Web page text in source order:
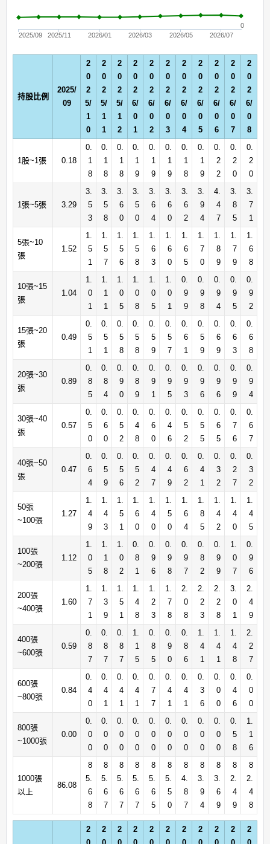
2025/09 2025/11 2026/01 2026/03 2026/05 2026/07
0
持股比例
2025/
09
2
0
2
5/
1
0
2
0
2
5/
1
1
2
0
2
5/
1
2
2
0
2
6/
0
1
2
0
2
6/
0
2
2
0
2
6/
0
3
2
0
2
6/
0
4
2
0
2
6/
0
5
2
0
2
6/
0
6
2
0
2
6/
0
7
2
0
2
6/
0
8
1股~1張 0.18
0.
1
8
0.
1
8
0.
1
8
0.
1
9
0.
1
9
0.
1
9
0.
1
8
0.
1
9
0.
2
2
0.
2
0
0.
2
0
1張~5張 3.29
3.
5
3
3.
5
8
3.
6
0
3.
5
0
3.
6
4
3.
6
0
3.
6
2
3.
9
4
4.
4
7
3.
8
5
3.
7
1
5張~10
張
1.52
1.
5
1
1.
5
7
1.
5
6
1.
5
8
1.
6
3
1.
6
0
1.
6
5
1.
7
0
1.
8
9
1.
7
9
1.
6
8
10張~15
張
1.04
1.
0
1
1.
1
1
1.
0
5
1.
0
8
1.
0
5
1.
0
1
0.
9
9
0.
9
8
0.
9
4
0.
9
5
0.
9
2
15張~20
張
0.49
0.
5
1
0.
5
1
0.
5
8
0.
5
8
0.
5
9
0.
5
7
0.
6
1
0.
5
9
0.
6
9
0.
6
3
0.
6
8
20張~30
張
0.89
0.
8
5
0.
8
4
0.
9
0
0.
8
9
0.
9
1
0.
9
5
0.
9
3
0.
9
6
0.
9
6
0.
9
9
0.
9
4
30張~40
張
0.57
0.
5
0
0.
6
0
0.
5
2
0.
4
8
0.
6
0
0.
4
6
0.
5
2
0.
5
5
0.
6
5
0.
7
6
0.
6
7
40張~50
張
0.47
0.
6
4
0.
5
9
0.
5
6
0.
5
2
0.
4
7
0.
4
9
0.
6
2
0.
4
1
0.
3
2
0.
2
7
0.
3
2
50張
~100張
1.27
1.
4
9
1.
4
3
1.
5
1
1.
6
0
1.
4
0
1.
5
0
1.
6
4
1.
8
5
1.
4
2
1.
4
0
1.
4
5
100張
~200張
1.12
1.
0
5
1.
1
8
1.
0
2
0.
8
1
0.
9
6
0.
9
8
0.
9
7
0.
8
2
0.
9
9
1.
0
7
0.
9
6
200張
~400張
1.60
1.
7
1
1.
3
9
1.
5
1
1.
4
8
1.
2
3
1.
7
8
2.
0
8
2.
2
3
2.
2
8
3.
0
1
2.
4
9
400張
~600張
0.59
0.
8
7
0.
8
7
0.
8
7
1.
1
5
0.
8
5
0.
9
0
0.
8
6
1.
4
1
1.
4
1
1.
4
8
2.
2
7
600張
~800張
0.84
0.
4
0
0.
4
1
0.
4
1
0.
4
1
0.
7
7
0.
4
1
0.
4
1
0.
3
6
0.
0
0
0.
4
6
0.
0
0
800張
~1000張
0.00
0.
0
0
0.
0
0
0.
0
0
0.
0
0
0.
0
0
0.
0
0
0.
0
0
0.
0
0
0.
0
0
0.
5
8
1.
1
6
1000張
以上
86.08
8
5.
6
8
8
5.
6
7
8
5.
6
7
8
5.
6
7
8
5.
6
5
8
5.
5
0
8
4.
8
7
8
3.
9
4
8
3.
6
9
8
2.
4
9
8
2.
4
8
2
2
2
2
2
2
2
2
2
2
2